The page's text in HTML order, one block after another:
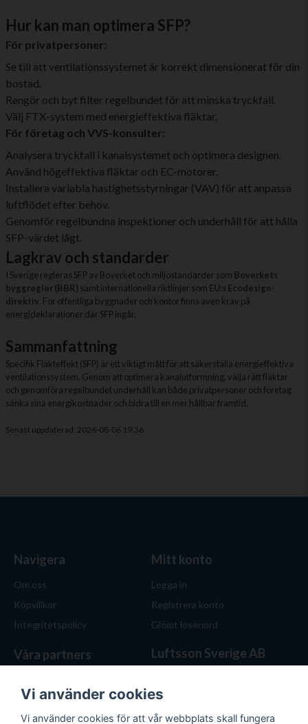
Hur kan man optimera SFP?
För privatpersoner:
Se till att ventilationssystemet är korrekt dimensionerat för din
bostad.
Rengör och byt filter regelbundet för att minska tryckfall.
Välj FTX-system med energieffektiva fläktar.
För företag och VVS-konsulter:
Analysera tryckfall i kanalsystemet och optimera designen.
Använd högeffektiva fläktar och EC-motorer.
Installera variabla hastighetsstyrningar (VAV) för att anpassa
luftflödet efter behov.
Genomför regelbundna inspektioner och underhåll för att hålla
SFP-värdet lågt.
Lagkrav och standarder
I Sverige regleras SFP av Boverket och miljöstandarder som Boverkets
byggregler (BBR) samt internationella riktlinjer som EU:s Ecodesign-
direktiv. För offentliga byggnader och kontor finns även krav på
energideklarationer där SFP ingår.
Sammanfattning
Specifik Fläkteffekt (SFP) är ett viktigt mått för att säkerställa energieffektiva
ventilationssystem. Genom att optimera kanalutformning, välja rätt fläktar
och genomföra regelbundet underhåll kan både privatpersoner och företag
sänka sina energikostnader och bidra till en mer hållbar framtid.
Senast uppdaterad: 2026-08-06 19:36
Navigera
Om oss
Köpvillkor
Integritetspolicy
Mitt konto
Logga in
Registrera konto
Glömt lösenord
Våra partners Luftsson Sverige AB
hjälper dig att välja rätt
lösning. Hos Luftsson.se får
du personlig service, bra priser
Vi använder cookies
Vi använder cookies för att vår webbplats skall fungera